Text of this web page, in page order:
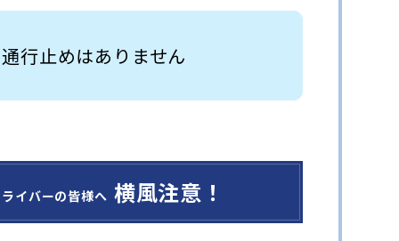
行止めはありません
イバーの皆様へ 横風注意！